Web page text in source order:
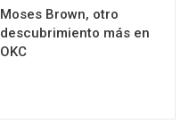
Moses Brown, otro
descubrimiento más en
OKC